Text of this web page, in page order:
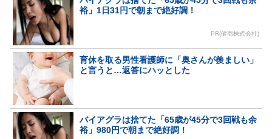
裕」1日31円で朝まで絶好調！
PR(健商株式会社)
育休を取る男性看護師に「奥さんが羨ましい」
と言うと…返答にハッとした
バイアグラは捨てた「65歳が45分で3回戦も余
裕」980円で朝まで絶好調！